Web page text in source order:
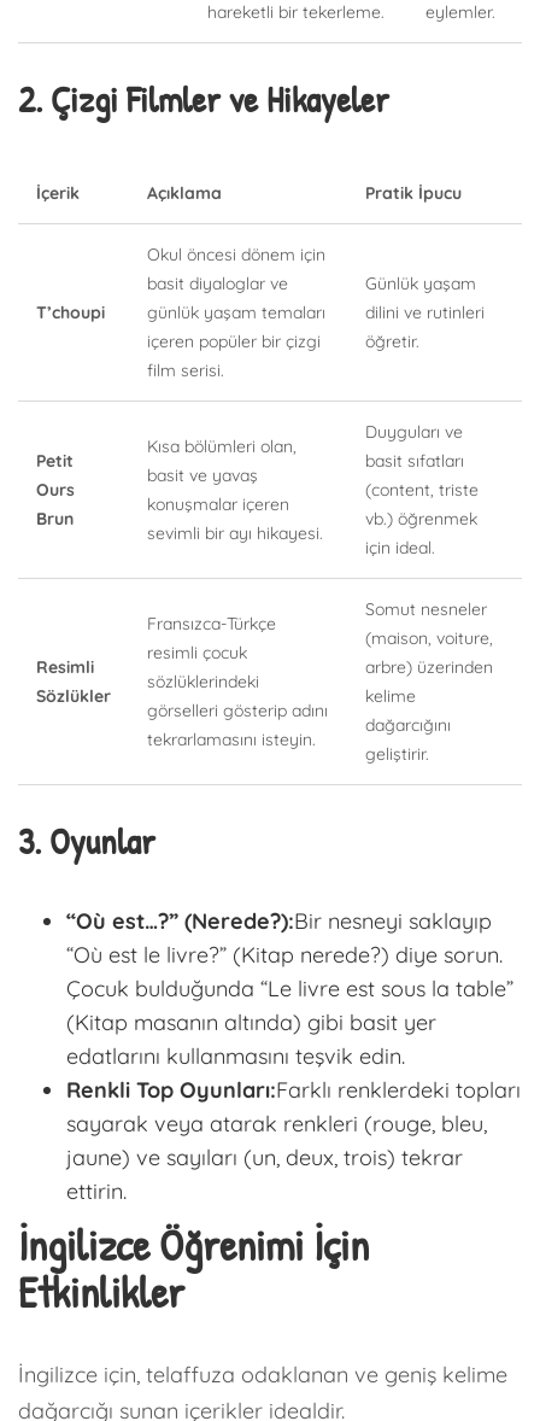
hareketli bir tekerleme.
eylemler.
2. Çizgi Filmler ve Hikayeler
İçerik Açıklama Pratik İpucu
T’choupi
Okul öncesi dönem için
basit diyaloglar ve
günlük yaşam temaları
içeren popüler bir çizgi
film serisi.
Günlük yaşam
dilini ve rutinleri
öğretir.
Petit
Ours
Brun
Kısa bölümleri olan,
basit ve yavaş
konuşmalar içeren
sevimli bir ayı hikayesi.
Duyguları ve
basit sıfatları
(content, triste
vb.) öğrenmek
için ideal.
Resimli
Sözlükler
Fransızca-Türkçe
resimli çocuk
sözlüklerindeki
görselleri gösterip adını
tekrarlamasını isteyin.
Somut nesneler
(maison, voiture,
arbre) üzerinden
kelime
dağarcığını
geliştirir.
3. Oyunlar
“Où est…?” (Nerede?):Bir nesneyi saklayıp
“Où est le livre?” (Kitap nerede?) diye sorun.
Çocuk bulduğunda “Le livre est sous la table”
(Kitap masanın altında) gibi basit yer
edatlarını kullanmasını teşvik edin.
Renkli Top Oyunları:Farklı renklerdeki topları
sayarak veya atarak renkleri (rouge, bleu,
jaune) ve sayıları (un, deux, trois) tekrar
ettirin.
İngilizce Öğrenimi İçin
Etkinlikler
İngilizce için, telaffuza odaklanan ve geniş kelime
dağarcığı sunan içerikler idealdir.